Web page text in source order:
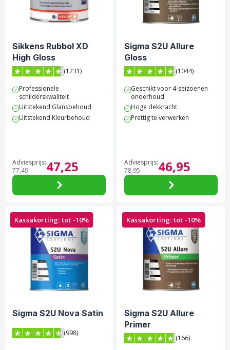
Schakel- & Systeemverf
Metaalverf
Voorstrijkmiddel
Spuitbussen
Kleuren
Gereedschappen
Beschermen
Ontvetten & Reinigen
Glasweefsel & Lijm
Kleurenwaaiers & Kleurtesters
Sikkens Rubbol XD
High Gloss
(1231)
Professionele
schilderskwaliteit
Uitstekend Glansbehoud
Uitstekend Kleurbehoud
47,25
Adviesprijs:
77,49
Sigma S2U Allure
Gloss
(1044)
Geschikt voor 4-seizoenen
onderhoud
Hoge dekkracht
Prettig te verwerken
46,95
Adviesprijs:
78,95
Kassakorting: tot -10%
Sigma S2U Nova Satin
4.7 van 5 sterren score op Trustpilot
(998)
Kassakorting: tot -10%
Sigma S2U Allure
Primer
(166)